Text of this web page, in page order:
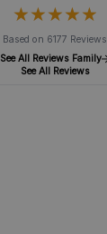
★★★★★
★★★★★
Based on 6177 Reviews
See All Reviews Family
See All Reviews